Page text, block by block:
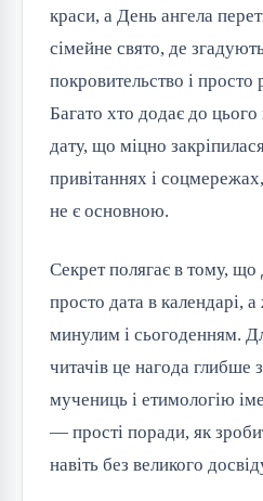
краси, а День ангела
сімейне свято, де
покровительство і
Багато хто додає до
дату, що міцно
привітаннях і
не є основною.
Секрет полягає в тому,
просто дата в календарі,
минулим і сьогоденням.
читачів це нагода глибше
мучениць і етимологію
— прості поради, як
навіть без великого